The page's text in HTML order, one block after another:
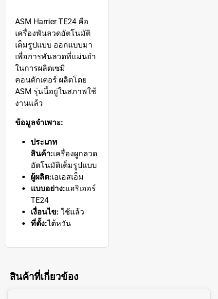
ASM Harrier TE24 คือ
เครื่องพันลวดอัตโนมัติ
เต็มรูปแบบ ออกแบบมา
เพื่อการพันลวดที่แม่นยำ
ในการผลิตเซมิ
คอนดักเตอร์ ผลิตโดย
ASM รุ่นนี้อยู่ในสภาพใช้
งานแล้ว
ข้อมูลจำเพาะ:
ประเภท
สินค้า:เครื่องผูกลวด
อัตโนมัติเต็มรูปแบบ
ผู้ผลิต:เอเอสเอ็ม
แบบอย่าง:แฮริเออร์
TE24
เงื่อนไข: ใช้แล้ว
ที่ตั้ง:ไต้หวัน
สินค้าที่เกี่ยวข้อง